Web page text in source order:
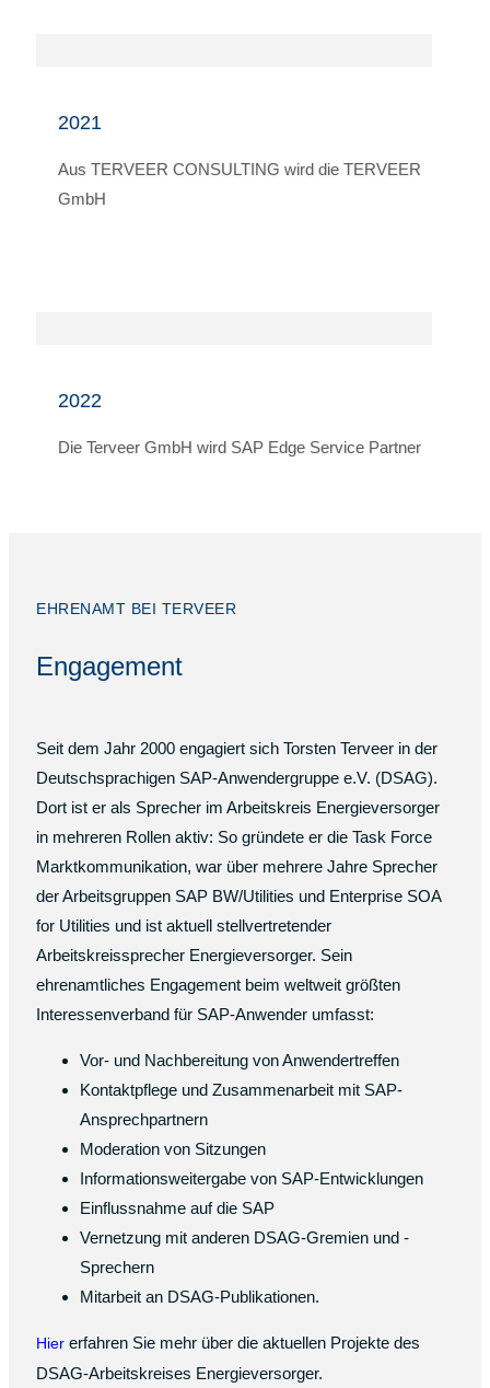
2021
Aus TERVEER CONSULTING wird die TERVEER
GmbH
2022
Die Terveer GmbH wird SAP Edge Service Partner
EHRENAMT BEI TERVEER
Engagement
Seit dem Jahr 2000 engagiert sich Torsten Terveer in der
Deutschsprachigen SAP-Anwendergruppe e.V. (DSAG).
Dort ist er als Sprecher im Arbeitskreis Energieversorger
in mehreren Rollen aktiv: So gründete er die Task Force
Marktkommunikation, war über mehrere Jahre Sprecher
der Arbeitsgruppen SAP BW/Utilities und Enterprise SOA
for Utilities und ist aktuell stellvertretender
Arbeitskreissprecher Energieversorger. Sein
ehrenamtliches Engagement beim weltweit größten
Interessenverband für SAP-Anwender umfasst:
Vor- und Nachbereitung von Anwendertreffen
Kontaktpflege und Zusammenarbeit mit SAP-
Ansprechpartnern
Moderation von Sitzungen
Informationsweitergabe von SAP-Entwicklungen
Einflussnahme auf die SAP
Vernetzung mit anderen DSAG-Gremien und -
Sprechern
Mitarbeit an DSAG-Publikationen.
Hier erfahren Sie mehr über die aktuellen Projekte des
DSAG-Arbeitskreises Energieversorger.